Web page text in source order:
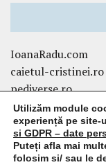
Utilizăm module
experiență pe site-
si GDPR – date
Puteți afla mai
folosim si/ sau le
IoanaRadu.com
caietul-cristinei.ro
pediverse.ro